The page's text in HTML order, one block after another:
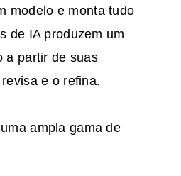
modelo e monta tudo
de IA produzem um
a partir de suas
e o refina.
ampla gama de